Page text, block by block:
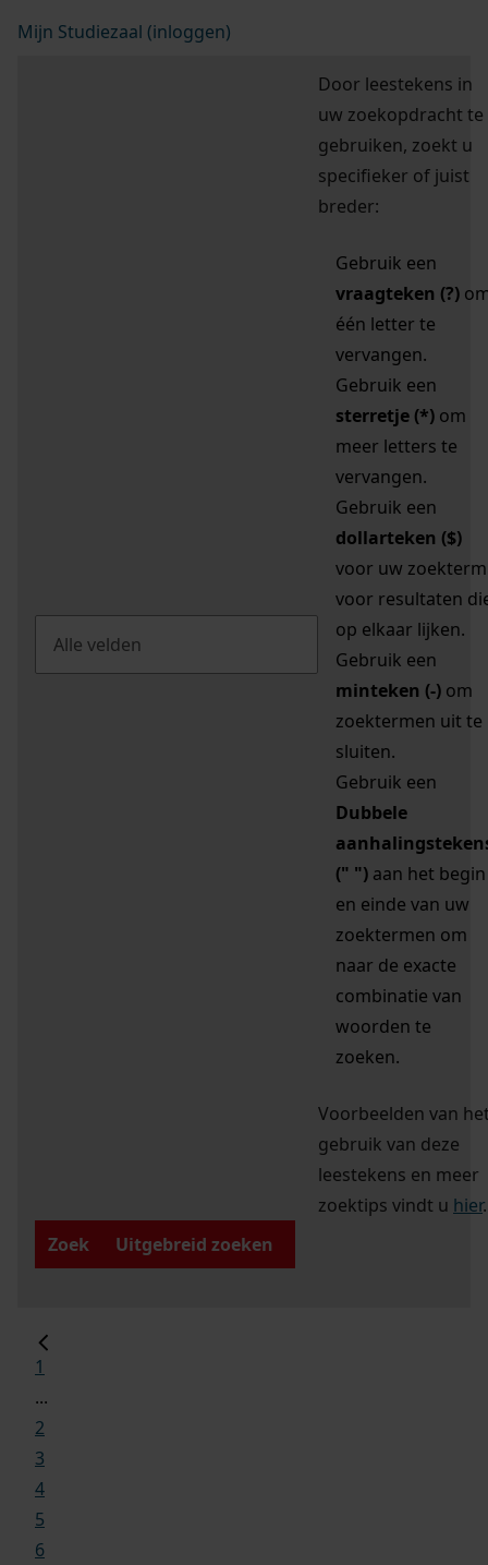
Mijn Studiezaal (inloggen)
Door leestekens in
uw zoekopdracht te
gebruiken, zoekt u
specifieker of juist
breder:
Gebruik een
vraagteken (?)
één letter te
vervangen.
Gebruik een
sterretje (*) om
meer letters te
vervangen.
Gebruik een
dollarteken ($)
voor uw zoekterm
voor resultaten
op elkaar lijken.
Gebruik een
minteken (-) om
zoektermen uit te
sluiten.
Gebruik een
Dubbele
(" ") aan het begin
en einde van uw
zoektermen om
naar de exacte
combinatie van
woorden te
zoeken.
Voorbeelden van
gebruik van deze
leestekens en meer
zoektips vindt u hier.
Zoek
Uitgebreid zoeken
1
...
2
3
4
5
6